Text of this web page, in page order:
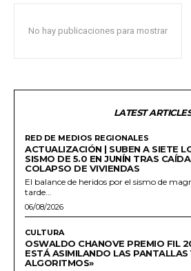
No hay publicaciones para mostrar
LATEST
RED DE MEDIOS REGIONALES
ACTUALIZACIÓN | SUBEN A SIETE
SISMO DE 5.0 EN JUNÍN TRAS
COLAPSO DE VIVIENDAS
El balance de heridos por el sismo de
tarde...
06/08/2026
CULTURA
OSWALDO CHANOVE PREMIO FIL
ESTÁ ASIMILANDO LAS PANTALLAS
ALGORITMOS»